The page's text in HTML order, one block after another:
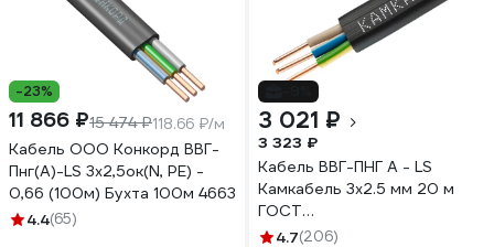
-23%
11 866 ₽15 474 ₽118.66 ₽/м
Кабель ООО Конкорд ВВГ-
Пнг(А)-LS 3x2,5ок(N, PE) -
0,66 (100м) Бухта 100м 4663
4.4(65)
3 021 ₽
3 323 ₽
Кабель ВВГ-ПНГ А - LS
Камкабель 3x2.5 мм 20 м
ГОСТ
1157К30HG00070А0020М
4.7(206)